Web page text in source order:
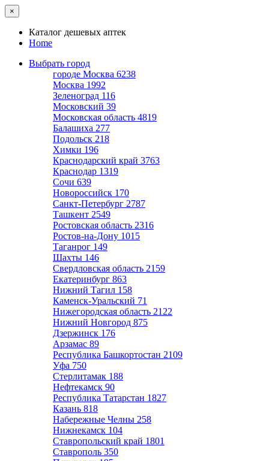
×
Каталог дешевых аптек
Home
Выбрать город
городе Москва 6238
Москва 1992
Зеленоград 116
Московский 39
Московская область 4819
Балашиха 277
Подольск 218
Химки 196
Краснодарский край 3763
Краснодар 1319
Сочи 639
Новороссийск 170
Санкт-Петербург 2787
Ташкент 2549
Ростовская область 2316
Ростов-на-Дону 1015
Таганрог 149
Шахты 146
Свердловская область 2159
Екатеринбург 863
Нижний Тагил 158
Каменск-Уральский 71
Нижегородская область 2122
Нижний Новгород 875
Дзержинск 176
Арзамас 89
Республика Башкортостан 2109
Уфа 750
Стерлитамак 188
Нефтекамск 90
Республика Татарстан 1827
Казань 818
Набережные Челны 258
Нижнекамск 104
Ставропольский край 1801
Ставрополь 350